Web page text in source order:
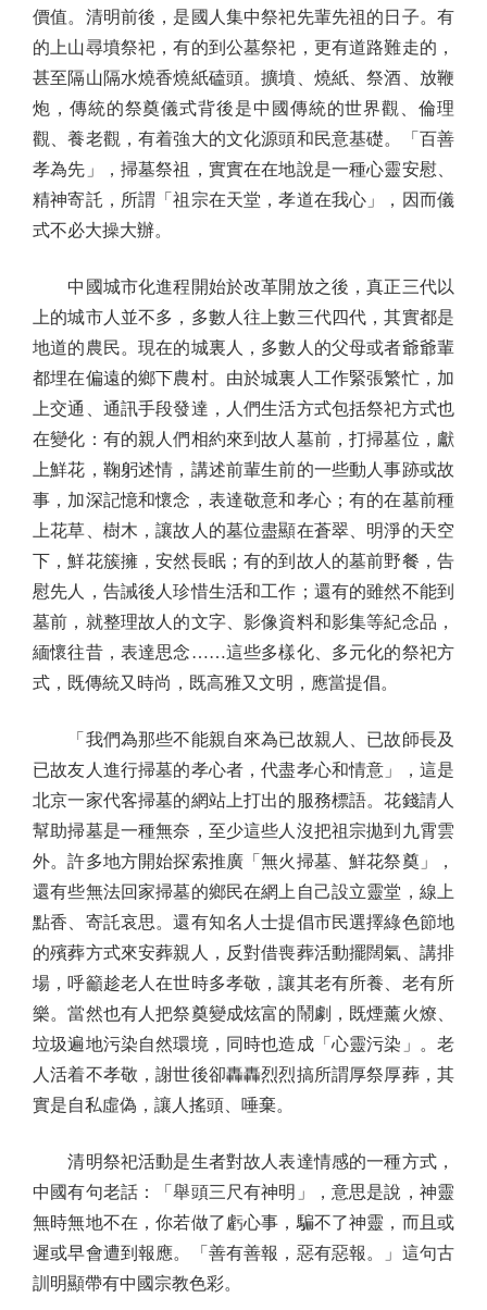
價值。清明前後，是國人集中祭祀先輩先祖的日子。有
的上山尋墳祭祀，有的到公墓祭祀，更有道路難走的，
甚至隔山隔水燒香燒紙磕頭。擴墳、燒紙、祭酒、放鞭
炮，傳統的祭奠儀式背後是中國傳統的世界觀、倫理
觀、養老觀，有着強大的文化源頭和民意基礎。「百善
孝為先」，掃墓祭祖，實實在在地說是一種心靈安慰、
精神寄託，所謂「祖宗在天堂，孝道在我心」，因而儀
式不必大操大辦。
中國城市化進程開始於改革開放之後，真正三代以
上的城市人並不多，多數人往上數三代四代，其實都是
地道的農民。現在的城裏人，多數人的父母或者爺爺輩
都埋在偏遠的鄉下農村。由於城裏人工作緊張繁忙，加
上交通、通訊手段發達，人們生活方式包括祭祀方式也
在變化：有的親人們相約來到故人墓前，打掃墓位，獻
上鮮花，鞠躬述情，講述前輩生前的一些動人事跡或故
事，加深記憶和懷念，表達敬意和孝心；有的在墓前種
上花草、樹木，讓故人的墓位盡顯在蒼翠、明淨的天空
下，鮮花簇擁，安然長眠；有的到故人的墓前野餐，告
慰先人，告誡後人珍惜生活和工作；還有的雖然不能到
墓前，就整理故人的文字、影像資料和影集等紀念品，
緬懷往昔，表達思念……這些多樣化、多元化的祭祀方
式，既傳統又時尚，既高雅又文明，應當提倡。
「我們為那些不能親自來為已故親人、已故師長及
已故友人進行掃墓的孝心者，代盡孝心和情意」，這是
北京一家代客掃墓的網站上打出的服務標語。花錢請人
幫助掃墓是一種無奈，至少這些人沒把祖宗拋到九霄雲
外。許多地方開始探索推廣「無火掃墓、鮮花祭奠」，
還有些無法回家掃墓的鄉民在網上自己設立靈堂，線上
點香、寄託哀思。還有知名人士提倡市民選擇綠色節地
的殯葬方式來安葬親人，反對借喪葬活動擺闊氣、講排
場，呼籲趁老人在世時多孝敬，讓其老有所養、老有所
樂。當然也有人把祭奠變成炫富的鬧劇，既煙薰火燎、
垃圾遍地污染自然環境，同時也造成「心靈污染」。老
人活着不孝敬，謝世後卻轟轟烈烈搞所謂厚祭厚葬，其
實是自私虛偽，讓人搖頭、唾棄。
清明祭祀活動是生者對故人表達情感的一種方式，
中國有句老話：「舉頭三尺有神明」，意思是說，神靈
無時無地不在，你若做了虧心事，騙不了神靈，而且或
遲或早會遭到報應。「善有善報，惡有惡報。」這句古
訓明顯帶有中國宗教色彩。